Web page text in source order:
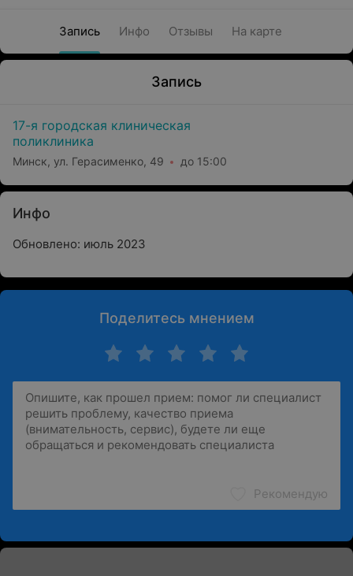
Запись Инфо Отзывы На карте
Запись
17-я городская клиническая
поликлиника
Минск, ул. Герасименко, 49 до 15:00
Инфо
Обновлено: июль 2023
Поделитесь мнением
Рекомендую